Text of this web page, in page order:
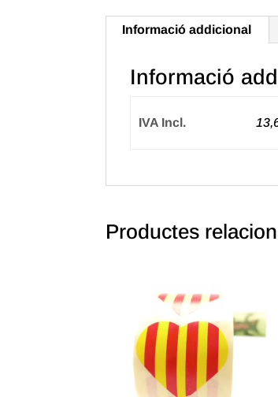
Informació addicional
Informació
IVA Incl.
Productes